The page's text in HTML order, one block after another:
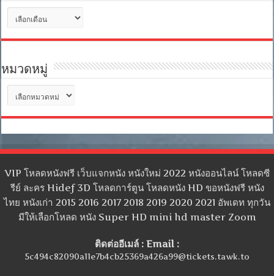
เก็บ
หมวดหมู่
หมู่
VIP โหลดหนังฟรี เว็บแจกหนัง หนังใหม่ 2022 หนังออนไลน์ โหลดซี
รีย์ ละคร Hidef 3D โหลดการ์ตูน โหลดหนัง HD ขอหนังฟรี หนัง
ไทย หนังเก่า 2015 2016 2017 2018 2019 2020 2021 อัพเดท ทุกวัน
มีให้เลือกโหลด หนัง Super HD mini hd master Zoom
ติดต่ออีเมล์ : Email :
5c494c82090a11e7b4cb25369a426a99@tickets.tawk.to